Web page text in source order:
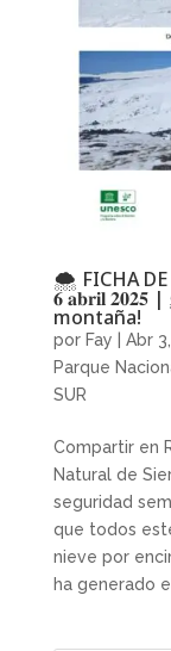
🌨 FICHA DE
𝟔 𝐚𝐛𝐫𝐢𝐥
montaña!
por Fay Abr
Parque
SUR
Compartir en
Natural de
seguridad
que todos
nieve por
ha generado